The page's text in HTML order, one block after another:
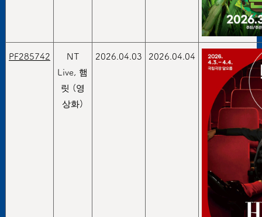
PF285742
NT
Live, 햄
릿 (영
상화)
2026.04.03 2026.04.04